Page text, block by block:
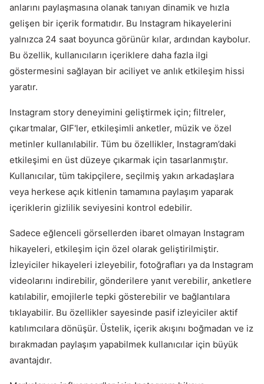
anlarını paylaşmasına olanak tanıyan dinamik ve hızla
gelişen bir içerik formatıdır. Bu Instagram hikayelerini
yalnızca 24 saat boyunca görünür kılar, ardından kaybolur.
Bu özellik, kullanıcıların içeriklere daha fazla ilgi
göstermesini sağlayan bir aciliyet ve anlık etkileşim hissi
yaratır.
Instagram story deneyimini geliştirmek için; filtreler,
çıkartmalar, GIF'ler, etkileşimli anketler, müzik ve özel
metinler kullanılabilir. Tüm bu özellikler, Instagram’daki
etkileşimi en üst düzeye çıkarmak için tasarlanmıştır.
Kullanıcılar, tüm takipçilere, seçilmiş yakın arkadaşlara
veya herkese açık kitlenin tamamına paylaşım yaparak
içeriklerin gizlilik seviyesini kontrol edebilir.
Sadece eğlenceli görsellerden ibaret olmayan Instagram
hikayeleri, etkileşim için özel olarak geliştirilmiştir.
İzleyiciler hikayeleri izleyebilir, fotoğrafları ya da Instagram
videolarını indirebilir, gönderilere yanıt verebilir, anketlere
katılabilir, emojilerle tepki gösterebilir ve bağlantılara
tıklayabilir. Bu özellikler sayesinde pasif izleyiciler aktif
katılımcılara dönüşür. Üstelik, içerik akışını boğmadan ve iz
bırakmadan paylaşım yapabilmek kullanıcılar için büyük
avantajdır.